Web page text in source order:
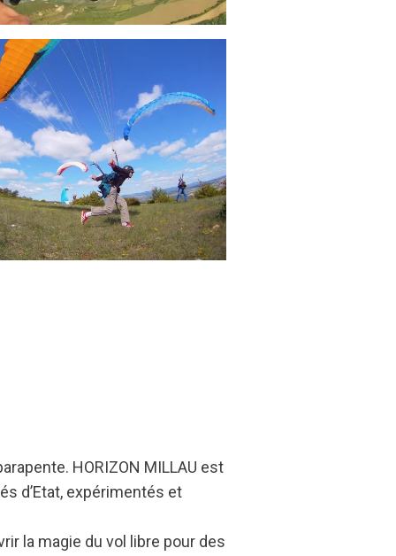
HORIZON MILLAU est
d’Etat, expérimentés et
la magie du vol libre pour des